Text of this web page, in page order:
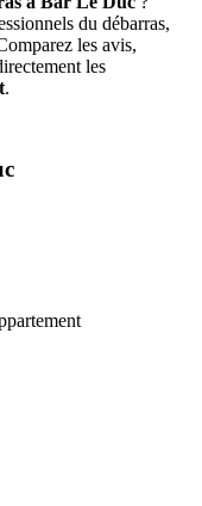
du débarras,
les avis,
les
.